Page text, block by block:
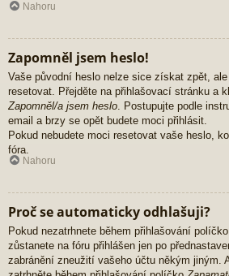
Nahoru
Zapomněl jsem heslo!
Vaše původní heslo nelze sice získat zpět,
resetovat. Přejděte na přihlašovací stránku a
Zapomněl/a jsem heslo . Postupujte podle
email a brzy se opět budete moci přihlásit.
Pokud nebudete moci resetovat vaše heslo,
fóra.
Nahoru
Proč se automaticky odhlašuji?
Pokud nezatrhnete během přihlašování
zůstanete na fóru přihlášen jen po
zabránění zneužití vašeho účtu někým jiným.